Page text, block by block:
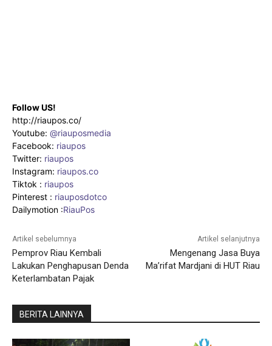
Follow US!
http://riaupos.co/
Youtube: @riauposmedia
Facebook: riaupos
Twitter: riaupos
Instagram: riaupos.co
Tiktok : riaupos
Pinterest : riauposdotco
Dailymotion :RiauPos
Artikel sebelumnya
Pemprov Riau Kembali
Lakukan Penghapusan Denda
Keterlambatan Pajak
Artikel selanjutnya
Mengenang Jasa Buya
Ma’rifat Mardjani di HUT Riau
BERITA LAINNYA